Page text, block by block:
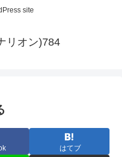
site
リオン)784
はてブ